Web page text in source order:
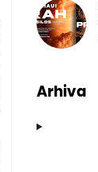
Arhiva